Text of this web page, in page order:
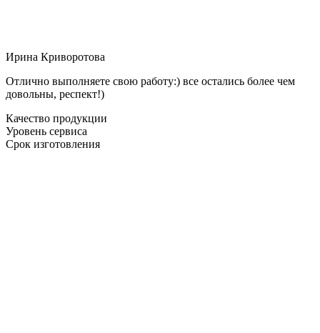
Ирина Криворотова
Отлично выполняете свою работу:) все остались более чем
довольны, респект!)
Качество продукции
Уровень сервиса
Срок изготовления